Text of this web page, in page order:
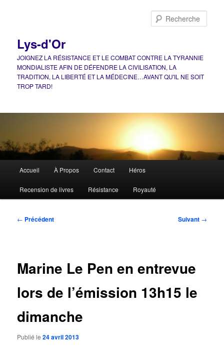
Lys-d'Or
JOIGNEZ LA RÉSISTANCE ET LE COMBAT CONTRE LA TYRANNIE
MONDIALISTE AFIN DE DÉFENDRE LA CIVILISATION, LA
TRADITION, LA LIBERTÉ ET LA MÉDECINE…AVANT QU'IL NE SOIT
TROP TARD!
principal
Accueil À Propos Contact Héros
Recension de livres Résistance Royauté
Navigation
← Précédent Suivant →
Marine Le Pen en entrevue
lors de l’émission 13h15 le
dimanche
Publié le24 avril 2013